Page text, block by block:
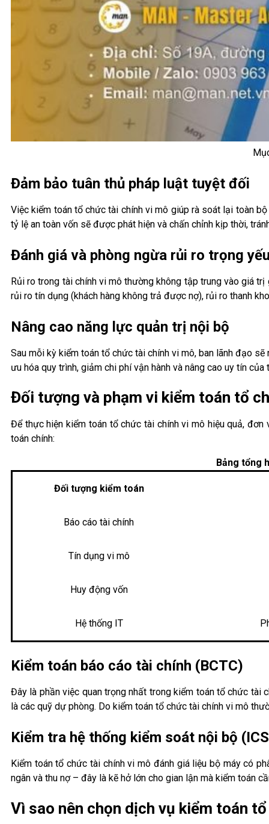
Đảm bảo tuân thủ pháp luật tuyệt đối
Việc kiểm toán tổ chức tài chính vi mô giúp rà soát lại toàn
tỷ lệ an toàn vốn sẽ được phát hiện và chấn chỉnh kịp thời,
Đánh giá và phòng ngừa rủi ro trọng
Rủi ro trong tài chính vi mô thường không tập trung vào giá
rủi ro tín dụng (khách hàng không trả được nợ), rủi ro thanh
Nâng cao năng lực quản trị nội bộ
Sau mỗi kỳ kiểm toán tổ chức tài chính vi mô, ban lãnh đạo
ưu hóa quy trình, giảm chi phí vận hành và nâng cao uy tín
Đối tượng và phạm vi kiểm toán tổ
Để thực hiện kiểm toán tổ chức tài chính vi mô hiệu quả,
toán chính:
Bảng tổng
Đối tượng kiểm toán
Báo cáo tài chính
Tín dụng vi mô
Huy động vốn
Hệ thống IT
Kiểm toán báo cáo tài chính (BCTC)
Đây là phần việc quan trọng nhất trong kiểm toán tổ chức tài
là các quỹ dự phòng. Do kiểm toán tổ chức tài chính vi mô
Kiểm tra hệ thống kiểm soát nội bộ
Kiểm toán tổ chức tài chính vi mô đánh giá liệu bộ máy có
ngân và thu nợ – đây là kẽ hở lớn cho gian lận mà kiểm toán
Vì sao nên chọn dịch vụ kiểm toán